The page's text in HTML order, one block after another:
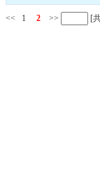
<< 1 2 >> [